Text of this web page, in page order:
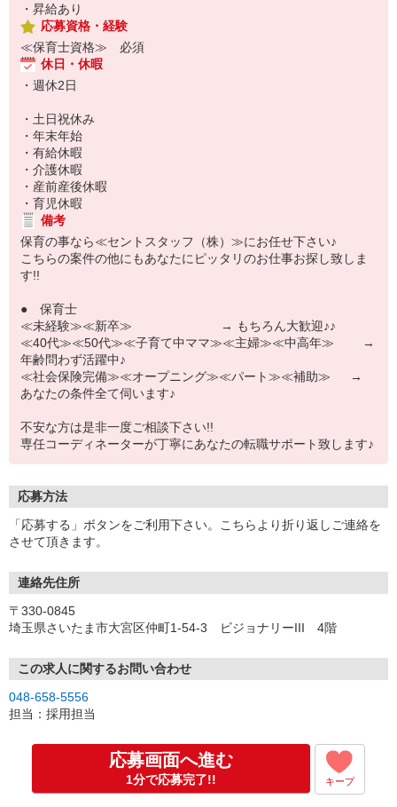
・昇給あり
応募資格・経験
≪保育士資格≫ 必須
休日・休暇
・週休2日
・土日祝休み
・年末年始
・有給休暇
・介護休暇
・産前産後休暇
・育児休暇
備考
保育の事なら≪セントスタッフ（株）≫にお任せ下さい♪
こちらの案件の他にもあなたにピッタリのお仕事お探し致しま
す!!
● 保育士
≪未経験≫≪新卒≫ → もちろん大歓迎♪♪
≪40代≫≪50代≫≪子育て中ママ≫≪主婦≫≪中高年≫ →
年齢問わず活躍中♪
≪社会保険完備≫≪オープニング≫≪パート≫≪補助≫ →
あなたの条件全て伺います♪
不安な方は是非一度ご相談下さい!!
専任コーディネーターが丁寧にあなたの転職サポート致します♪
応募方法
「応募する」ボタンをご利用下さい。こちらより折り返しご連絡を
させて頂きます。
連絡先住所
〒330-0845
埼玉県さいたま市大宮区仲町1-54-3 ビジョナリーIII 4階
この求人に関するお問い合わせ
048-658-5556
担当：採用担当
応募画面へ進む
1分で応募完了!! キープ